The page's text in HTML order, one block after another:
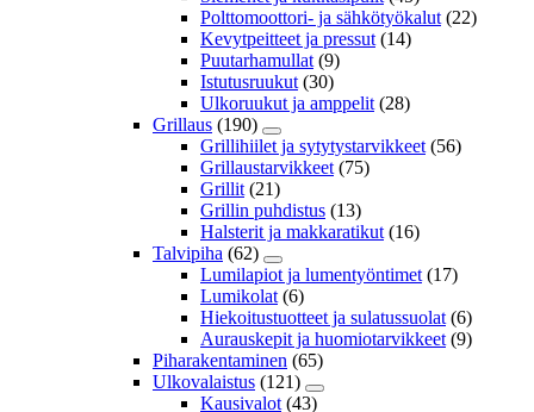
Polttomoottori- ja sähkötyökalut (22)
Kevytpeitteet ja pressut (14)
Puutarhamullat (9)
Istutusruukut (30)
Ulkoruukut ja amppelit (28)
Grillaus (190)
Grillihiilet ja sytytystarvikkeet (56)
Grillaustarvikkeet (75)
Grillit (21)
Grillin puhdistus (13)
Halsterit ja makkaratikut (16)
Talvipiha (62)
Lumilapiot ja lumentyöntimet (17)
Lumikolat (6)
Hiekoitustuotteet ja sulatussuolat (6)
Aurauskepit ja huomiotarvikkeet (9)
Piharakentaminen (65)
Ulkovalaistus (121)
Kausivalot (43)